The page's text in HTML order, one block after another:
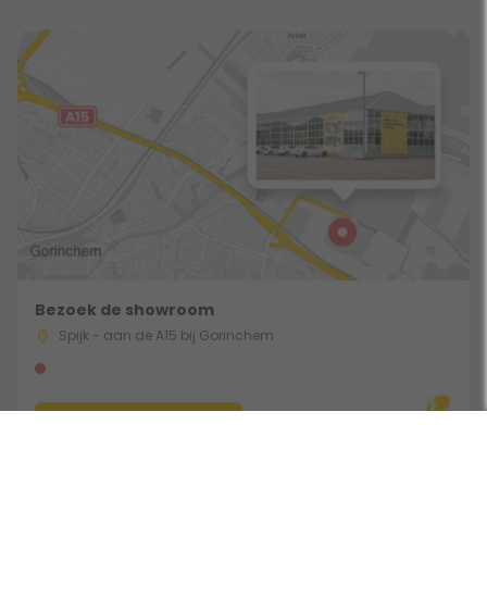
Bezoek de showroom
Spijk - aan de A15 bij Gorinchem